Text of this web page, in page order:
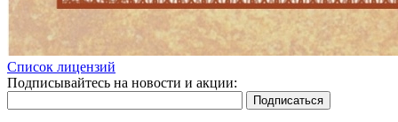
Список лицензий
Подписывайтесь на новости и акции: